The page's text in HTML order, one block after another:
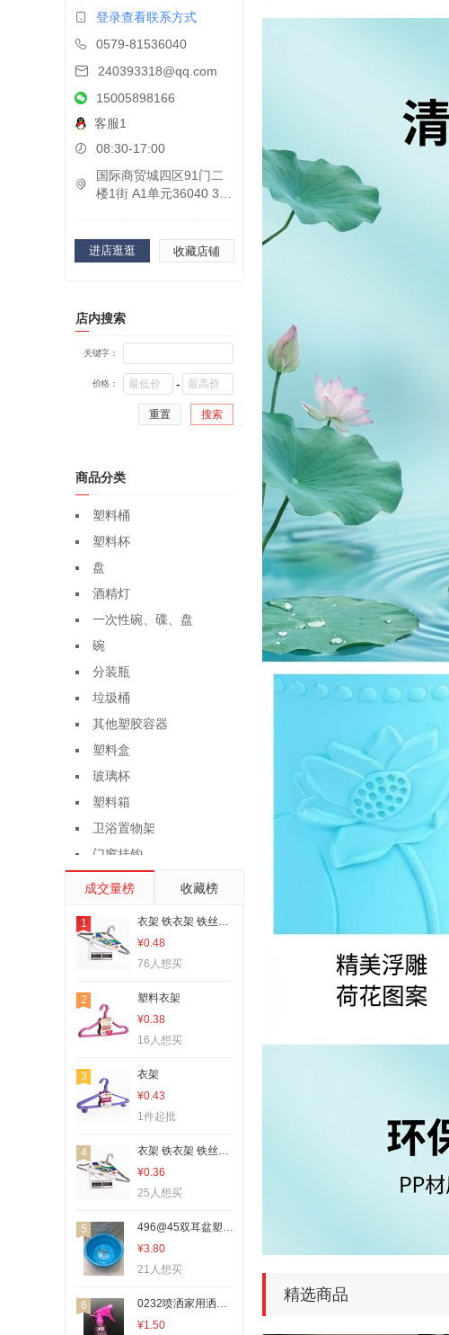
登录查看联系方式
0579-81536040
240393318@qq.com
15005898166
客服1
08:30-17:00
国际商贸城四区91门二
楼1街 A1单元36040 3
进店逛逛 收藏店铺
店内搜索
关键字：
价格： -
重置 搜索
商品分类
塑料桶
塑料杯
盘
酒精灯
一次性碗、碟、盘
碗
分装瓶
垃圾桶
其他塑胶容器
塑料盒
玻璃杯
塑料箱
卫浴置物架
门窗挂钩
亚克力管
水培植物瓶、生态瓶
密封盒、储物罐
厨房置物架
盆栽
勺、调羹
隐形眼镜盒
家用盆
其他杯子
其他酒具
其他塑料包装容器
吸管杯
收纳篮、置物篮、收纳筐
一次性医用耗材
成交量榜 收藏榜
1
衣架 铁衣架 铁丝衣架 铁丝扭头衣架
¥0.48
76人想买
2
塑料衣架
¥0.38
16人想买
3
衣架
¥0.43
1件起批
4
衣架 铁衣架 铁丝衣架
¥0.36
25人想买
5
496@45双耳盆塑料盆洗脸盆
¥3.80
21人想买
6
0232喷洒家用洒水壶小喷瓶喷雾瓶酒精喷壶喷壶
¥1.50
精选商品